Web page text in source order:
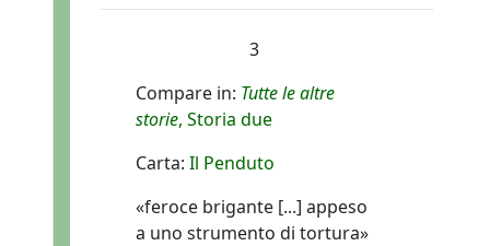
3
Compare in: Tutte le altre
storie, Storia due
Carta: Il Penduto
«feroce brigante [...] appeso
a uno strumento di tortura»